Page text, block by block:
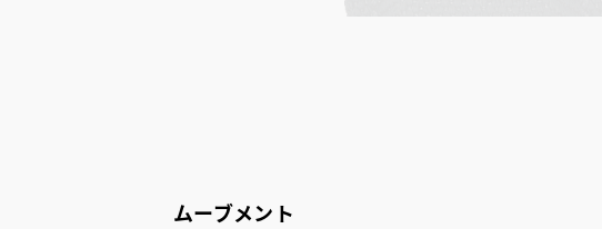
ムーブメント